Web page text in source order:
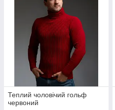
Теплий чоловічий гольф
червоний